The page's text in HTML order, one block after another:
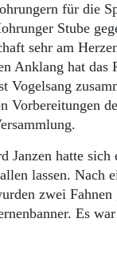
für die
Stube
sehr am
Anklang hat das
Vogelsang
Vorbereitungen
hatte sich
lassen. Nach
zwei
Es